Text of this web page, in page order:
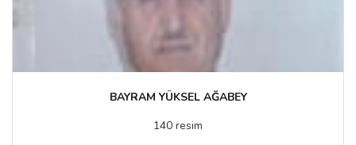
BAYRAM YÜKSEL AĞABEY
140 resim